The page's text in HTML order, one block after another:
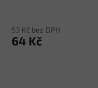
53 Kč bez DPH
64 Kč